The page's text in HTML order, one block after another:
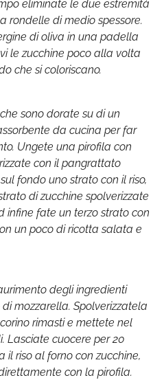
eliminate le due estremità
rondelle di medio spessore.
di oliva in una padella
le zucchine poco alla volta
che si coloriscano.
sono dorate su di un
da cucina per far
Ungete una pirofila con
con il pangrattato
fondo uno strato con il riso,
di zucchine spolverizzate
infine fate un terzo strato con
un poco di ricotta salata e
degli ingredienti
mozzarella. Spolverizzatela
rimasti e mettete nel
Lasciate cuocere per 20
il riso al forno con zucchine,
con la pirofila.